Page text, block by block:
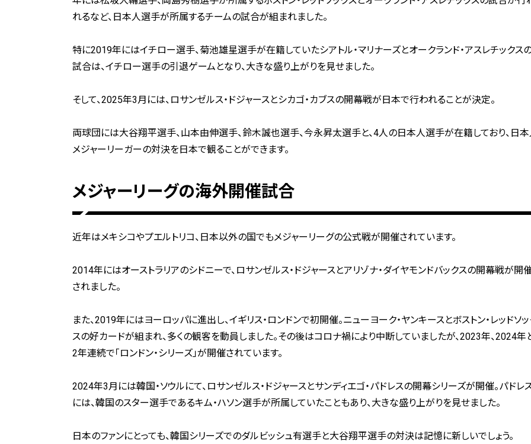
れるなど、日本人選手が所属するチームの試合が組まれました。
特に2019年にはイチロー選手、菊池雄星選手が在籍していたシアトル・マリナーズとオークランド・アスレチックス
試合は、イチロー選手の引退ゲームとなり、大きな盛り上がりを見せました。
そして、2025年3月には、ロサンゼルス・ドジャースとシカゴ・カブスの開幕戦が日本で行われることが決定。
両球団には大谷翔平選手、山本由伸選手、鈴木誠也選手、今永昇太選手と、4人の日本人選手が在籍しており、日
メジャーリーガーの対決を日本で観ることができます。
メジャーリーグの海外開催試合
近年はメキシコやプエルトリコ、日本以外の国でもメジャーリーグの公式戦が開催されています。
2014年にはオーストラリアのシドニーで、ロサンゼルス・ドジャースとアリゾナ・ダイヤモンドバックスの開幕戦が開
されました。
また、2019年にはヨーロッパに進出し、イギリス・ロンドンで初開催。ニューヨーク・ヤンキースとボストン・レッドソ
スの好カードが組まれ、多くの観客を動員しました。その後はコロナ禍により中断していましたが、2023年、2024年
2年連続で「ロンドン・シリーズ」が開催されています。
2024年3月には韓国・ソウルにて、ロサンゼルス・ドジャースとサンディエゴ・パドレスの開幕シリーズが開催。パドレ
には、韓国のスター選手であるキム・ハソン選手が所属していたこともあり、大きな盛り上がりを見せました。
日本のファンにとっても、韓国シリーズでのダルビッシュ有選手と大谷翔平選手の対決は記憶に新しいでしょう。